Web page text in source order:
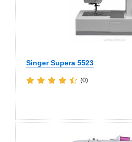
Singer Supera 5523
(0)